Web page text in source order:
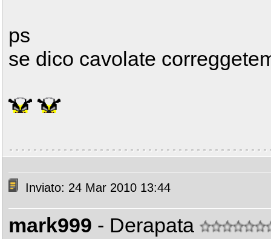
ps
se dico cavolate
Inviato: 24 Mar 2010 13:44
mark999 - Derapata